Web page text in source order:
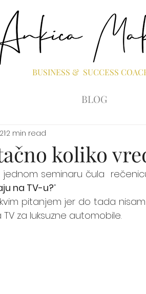
BUSINESS & SUCCESS
BLOG
koliko
2 min read
seminaru čula
na TV-u?”
pitanjem jer do tada
za luksuzne automobile.